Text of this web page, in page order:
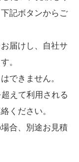
記ボタンからご
届けし、自社サ
。
できません。
えて利用される
ください。
合、別途お見積